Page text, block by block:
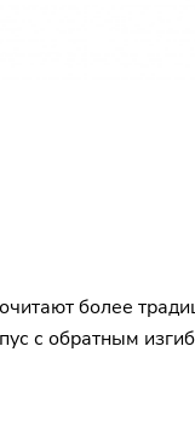
более
с обратным